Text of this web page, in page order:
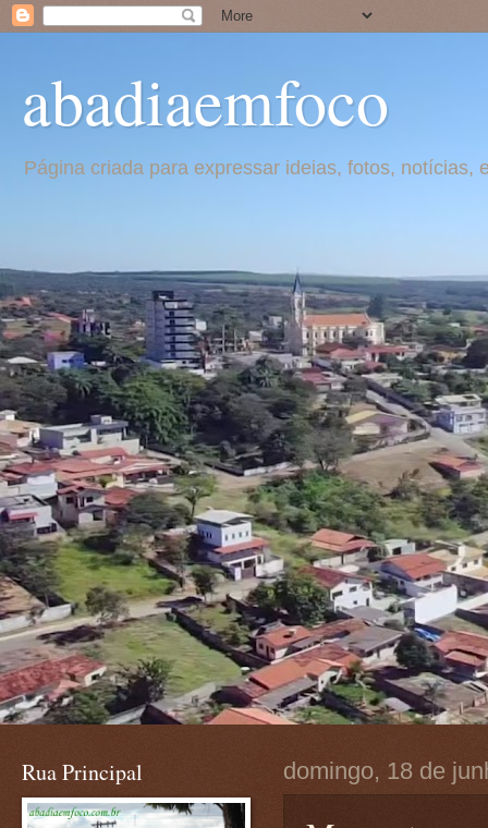
abadiaemfoco
Página criada para expressar ideias, fotos,
domingo, 18 de
Rua Principal